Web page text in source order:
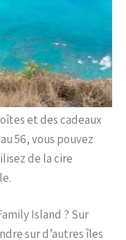
et des cadeaux
56, vous pouvez
de la cire
Island ? Sur
sur d’autres îles